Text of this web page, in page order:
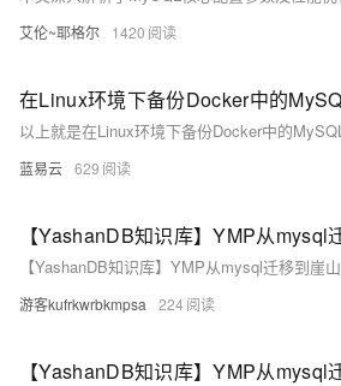
艾伦~耶格尔 1420
蓝易云 629
游客kufrkwrbkmpsa 224